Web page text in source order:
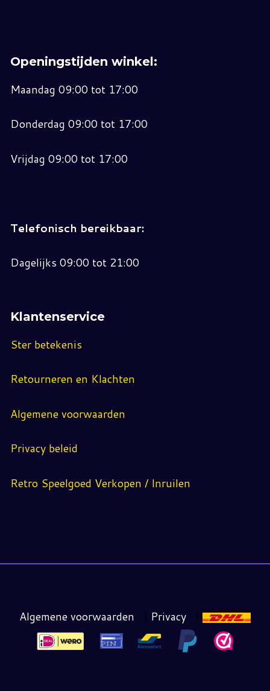
Openingstijden winkel:
Maandag 09:00 tot 17:00
Donderdag 09:00 tot 17:00
Vrijdag 09:00 tot 17:00
Telefonisch bereikbaar:
Dagelijks 09:00 tot 21:00
Klantenservice
Ster betekenis
Retourneren en Klachten
Algemene voorwaarden
Privacy beleid
Retro Speelgoed Verkopen / Inruilen
Algemene voorwaarden | Privacy |